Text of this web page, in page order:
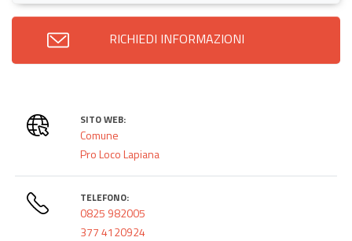
RICHIEDI INFORMAZIONI
SITO WEB:
Comune
Pro Loco Lapiana
TELEFONO:
0825 982005
377 4120924